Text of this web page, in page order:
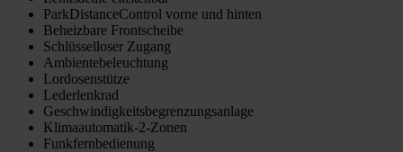
ParkDistanceControl vorne und hinten
Beheizbare Frontscheibe
Schlüsselloser Zugang
Ambientebeleuchtung
Lordosenstütze
Lederlenkrad
Geschwindigkeitsbegrenzungsanlage
Klimaautomatik-2-Zonen
Funkfernbedienung